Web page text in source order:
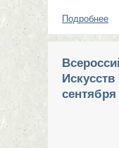
Подробнее
сентября